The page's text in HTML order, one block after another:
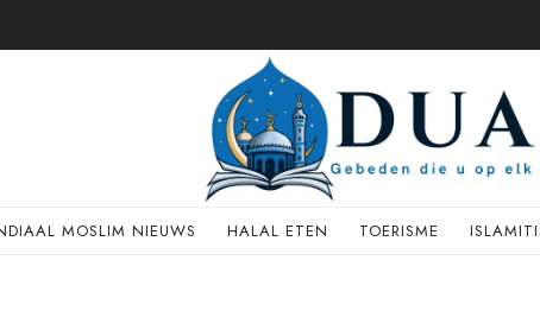
MOSLIM NIEUWS HALAL ETEN TOERISME